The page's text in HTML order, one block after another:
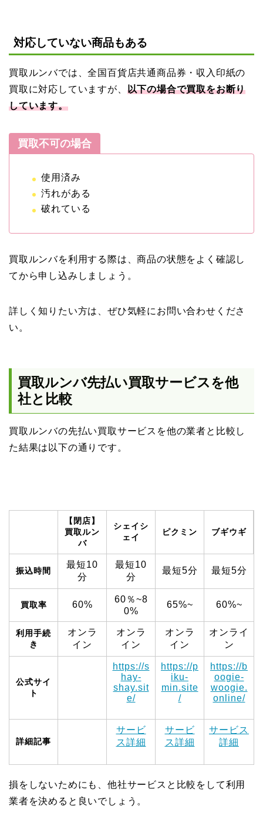
対応していない商品もある
買取ルンバでは、全国百貨店共通商品券・収入印紙の
買取に対応していますが、 以下の場合で買取をお断り
しています。
買取不可の場合
使用済み
汚れがある
破れている
買取ルンバを利用する際は、商品の状態をよく確認し
てから申し込みしましょう。
詳しく知りたい方は、ぜひ気軽にお問い合わせくださ
い。
買取ルンバ先払い買取サービスを他
社と比較
買取ルンバの先払い買取サービスを他の業者と比較し
た結果は以下の通りです。
【閉店】
買取ルン
バ
シェイシ
ェイ
ピクミン ブギウギ
振込時間
最短10
分
最短10
分
最短5分 最短5分
買取率 60%
60％~8
0%
65%~ 60%~
利用手続
き
オンラ
イン
オンラ
イン
オンラ
イン
オンライ
ン
公式サイ
ト
https://s
hay-
shay.sit
e/
https://p
iku-
min.site
/
https://b
oogie-
woogie.
online/
詳細記事
サービ
ス詳細
サービ
ス詳細
サービス
詳細
損をしないためにも、他社サービスと比較をして利用
業者を決めると良いでしょう。